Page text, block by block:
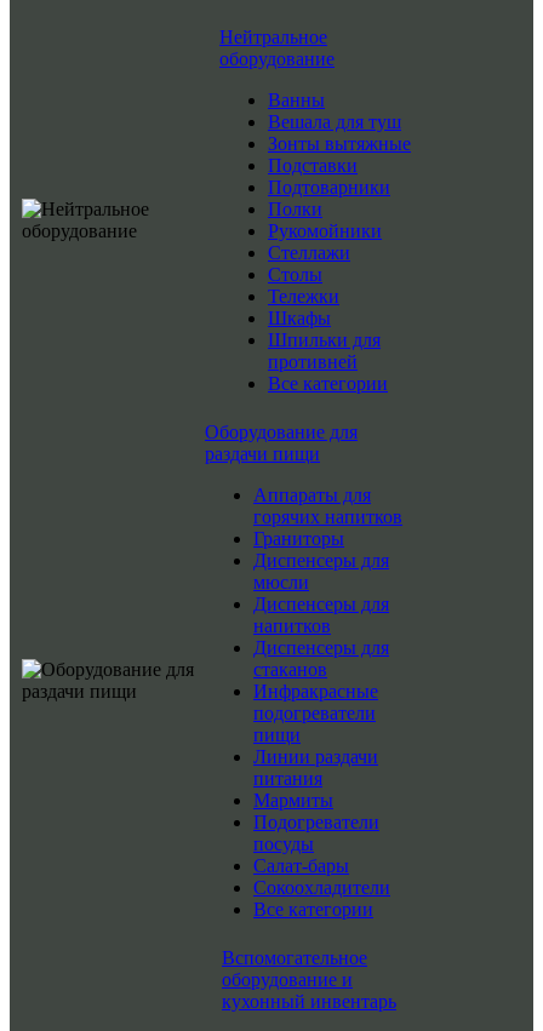
Нейтральное
оборудование
Ванны
Вешала для туш
Зонты вытяжные
Подставки
Подтоварники
Полки
Рукомойники
Стеллажи
Столы
Тележки
Шкафы
Шпильки для
противней
Все категории
Оборудование для
раздачи пищи
Аппараты для
горячих напитков
Граниторы
Диспенсеры для
мюсли
Диспенсеры для
напитков
Диспенсеры для
стаканов
Инфракрасные
подогреватели
пищи
Линии раздачи
питания
Мармиты
Подогреватели
посуды
Салат-бары
Сокоохладители
Все категории
Вспомогательное
оборудование и
кухонный инвентарь